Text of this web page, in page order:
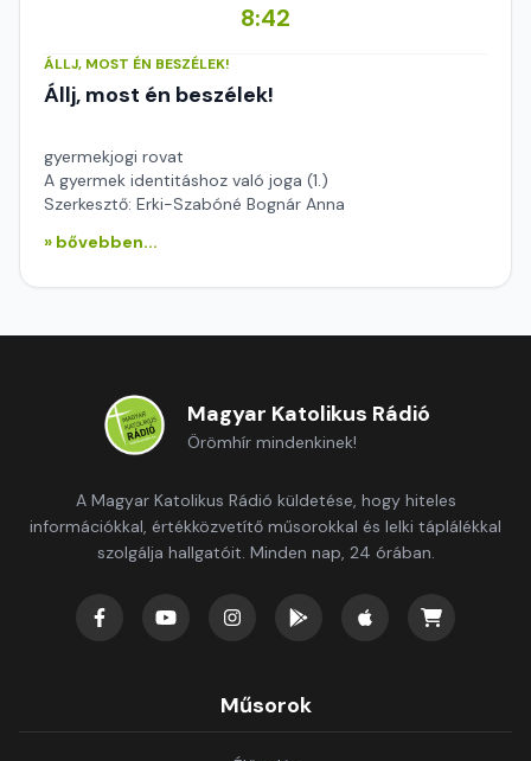
8:42
ÁLLJ, MOST ÉN BESZÉLEK!
Állj, most én beszélek!
gyermekjogi rovat
A gyermek identitáshoz való joga (1.)
Szerkesztő: Erki-Szabóné Bognár Anna
» bővebben...
Magyar Katolikus Rádió
Örömhír mindenkinek!
A Magyar Katolikus Rádió küldetése, hogy hiteles
információkkal, értékközvetítő műsorokkal és lelki táplálékkal
szolgálja hallgatóit. Minden nap, 24 órában.
Műsorok